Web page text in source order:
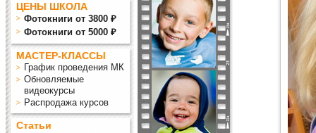
ЦЕНЫ ШКОЛА
Фотокниги от 3800 ₽
Фотокниги от 5000 ₽
МАСТЕР-КЛАССЫ
График проведения МК
Обновляемые
видеокурсы
Распродажа курсов
Статьи